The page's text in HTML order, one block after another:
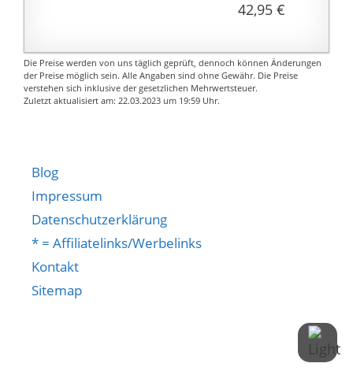
an der Oberfläche
sorgen für einen
sicheren und
Übungen effizient
mehrere Sets zu
kaufen.
⭐⭐⭐⭐⭐
festziehen, können Sie
ohne Sorge trainieren
42,95 €
Die Preise werden von uns täglich geprüft, dennoch können Änderungen
der Preise möglich sein. Alle Angaben sind ohne Gewähr. Die Preise
verstehen sich inklusive der gesetzlichen Mehrwertsteuer.
Zuletzt aktualisiert am: 22.03.2023 um 19:59 Uhr.
Blog
Impressum
Datenschutzerklärung
* = Affiliatelinks/Werbelinks
Kontakt
Sitemap